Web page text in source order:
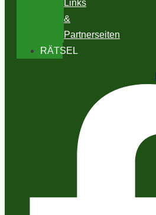
Links
&
Partnerseiten
RÄTSEL